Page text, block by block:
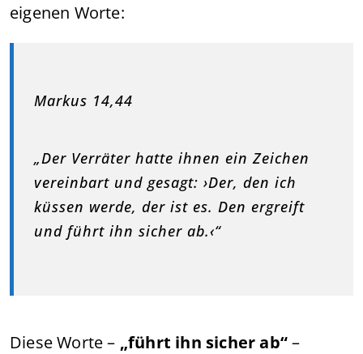
eigenen Worte:
Markus 14,44
„Der Verräter hatte ihnen ein Zeichen
vereinbart und gesagt: ›Der, den ich
küssen werde, der ist es. Den ergreift
und führt ihn sicher ab.‹“
Diese Worte – „führt ihn sicher ab“–